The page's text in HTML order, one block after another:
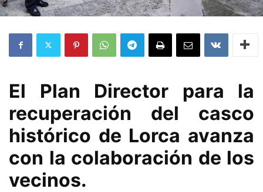
El Plan Director para la
recuperación del casco
histórico de Lorca avanza
con la colaboración de los
vecinos.